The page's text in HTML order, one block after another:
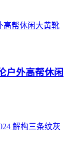
户外高帮休闲